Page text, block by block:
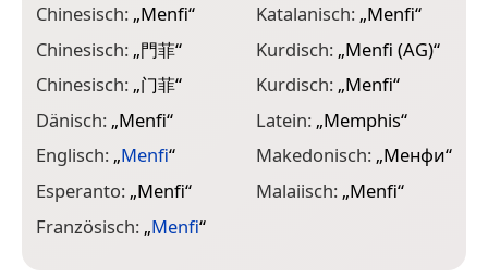
Chinesisch: „Menfi“
Chinesisch: „門菲“
Chinesisch: „门菲“
Dänisch: „Menfi“
Englisch: „Menfi“
Esperanto: „Menfi“
Französisch: „Menfi“
Katalanisch: „Menfi“
Kurdisch: „Menfi (AG)“
Kurdisch: „Menfi“
Latein: „Memphis“
Makedonisch: „Менфи“
Malaiisch: „Menfi“